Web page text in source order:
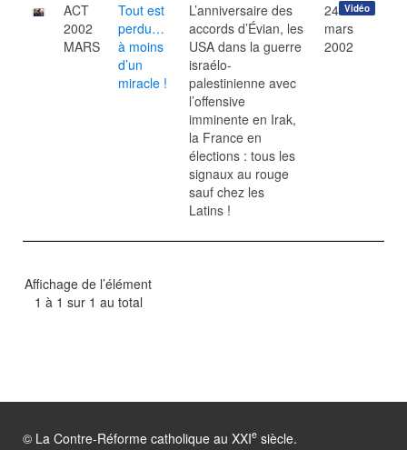
ACT
2002
MARS
Tout est
perdu…
à moins
d’un
miracle !
L’anniversaire des
accords d’Évian, les
USA dans la guerre
israélo-
palestinienne avec
l’offensive
imminente en Irak,
la France en
élections : tous les
signaux au rouge
sauf chez les
Latins !
Vidéo
24
mars
2002
Affichage de l’élément
1 à 1 sur 1 au total
© La Contre-Réforme catholique au XXIe siècle.